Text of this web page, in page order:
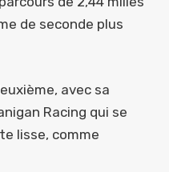
de seconde plus
avec sa
Racing qui se
lisse, comme